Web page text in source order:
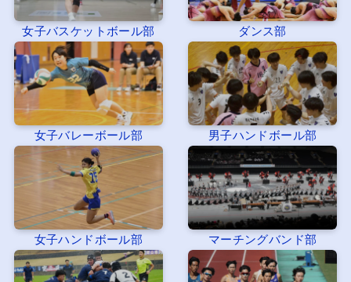
女子バスケットボール部 ダンス部
女子バレーボール部 男子ハンドボール部
女子ハンドボール部 マーチングバンド部